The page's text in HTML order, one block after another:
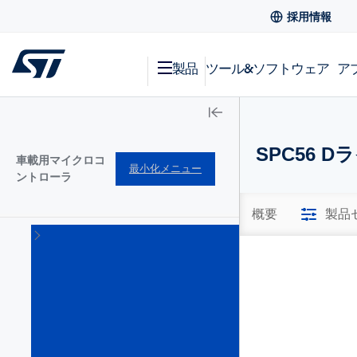
採用情報
製品 ツール&ソフトウェア ア
車載用マイクロコ
ントローラ
最小化メニュー
SPC56 D
概要 製品